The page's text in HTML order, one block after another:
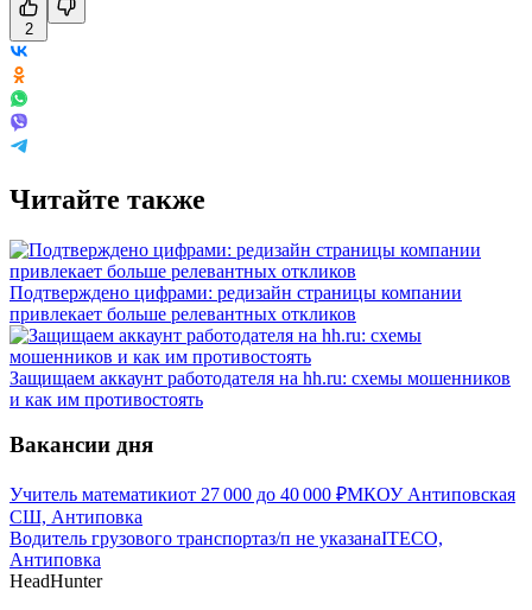
2
Читайте также
Подтверждено цифрами: редизайн страницы компании
привлекает больше релевантных откликов
Защищаем аккаунт работодателя на hh.ru: схемы мошенников
и как им противостоять
Вакансии дня
Учитель математикиот 27 000 до 40 000 ₽МКОУ Антиповская
СШ, Антиповка
Водитель грузового транспортаз/п не указанаITECO,
Антиповка
HeadHunter